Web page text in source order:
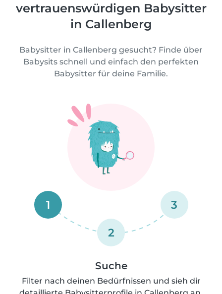
vertrauenswürdigen Babysitter
in Callenberg
Babysitter in Callenberg gesucht? Finde über
Babysits schnell und einfach den perfekten
Babysitter für deine Familie.
1
2
3
Suche
Filter nach deinen Bedürfnissen und sieh dir